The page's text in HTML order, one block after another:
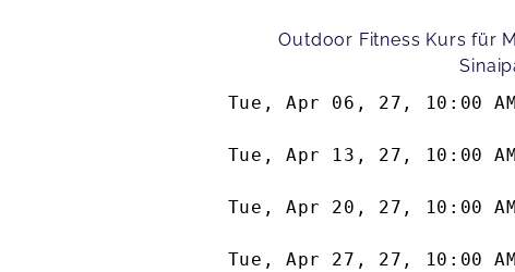
Outdoor Fitness Kurs für
Tue, Apr 06, 27 , 10:00 AM
Tue, Apr 13, 27 , 10:00 AM
Tue, Apr 20, 27 , 10:00 AM
Tue, Apr 27, 27 , 10:00 AM